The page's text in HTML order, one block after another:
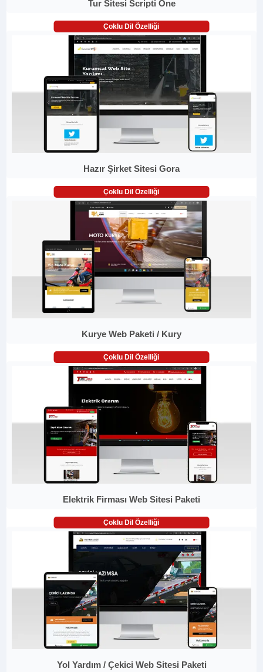
Tur Sitesi Scripti One
Çoklu Dil Özelliği
Hazır Şirket Sitesi Gora
Çoklu Dil Özelliği
Kurye Web Paketi / Kury
Çoklu Dil Özelliği
Elektrik Firması Web Sitesi Paketi
Çoklu Dil Özelliği
Yol Yardım / Çekici Web Sitesi Paketi